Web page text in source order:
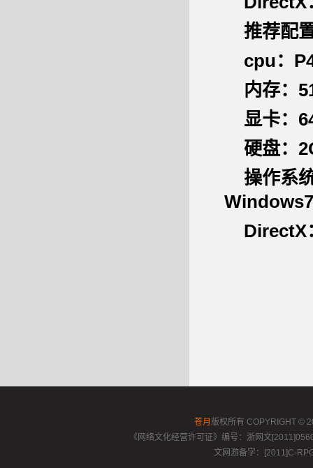
推荐配
cpu：
内存：
显卡：
硬盘：
操作系
Windows7
DirectX
苍月 版权所有 COPYRIGHT ©
《网络文化经营许可证》编号：浙网文
文网游备字：[2011]C-